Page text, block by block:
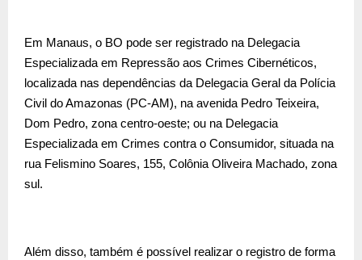
Em Manaus, o BO pode ser registrado na Delegacia
Especializada em Repressão aos Crimes Cibernéticos,
localizada nas dependências da Delegacia Geral da Polícia
Civil do Amazonas (PC-AM), na avenida Pedro Teixeira,
Dom Pedro, zona centro-oeste; ou na Delegacia
Especializada em Crimes contra o Consumidor, situada na
rua Felismino Soares, 155, Colônia Oliveira Machado, zona
sul.
Além disso, também é possível realizar o registro de forma